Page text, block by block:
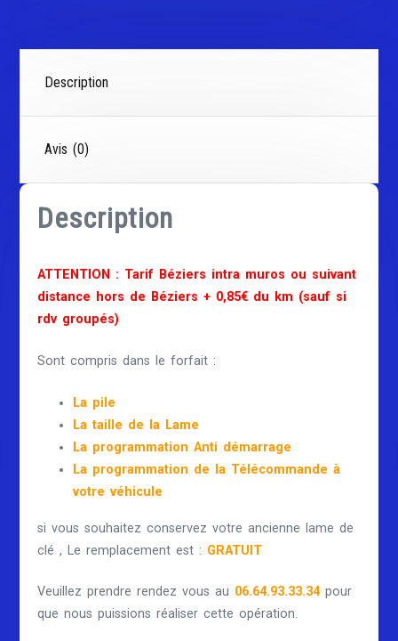
Description
Avis (0)
Description
ATTENTION : Tarif Béziers intra muros ou suivant
distance hors de Béziers + 0,85€ du km (sauf si
rdv groupés)
Sont compris dans le forfait :
La pile
La taille de la Lame
La programmation Anti démarrage
La programmation de la Télécommande à
votre véhicule
si vous souhaitez conservez votre ancienne lame de
clé , Le remplacement est : GRATUIT
Veuillez prendre rendez vous au 06.64.93.33.34pour
que nous puissions réaliser cette opération.